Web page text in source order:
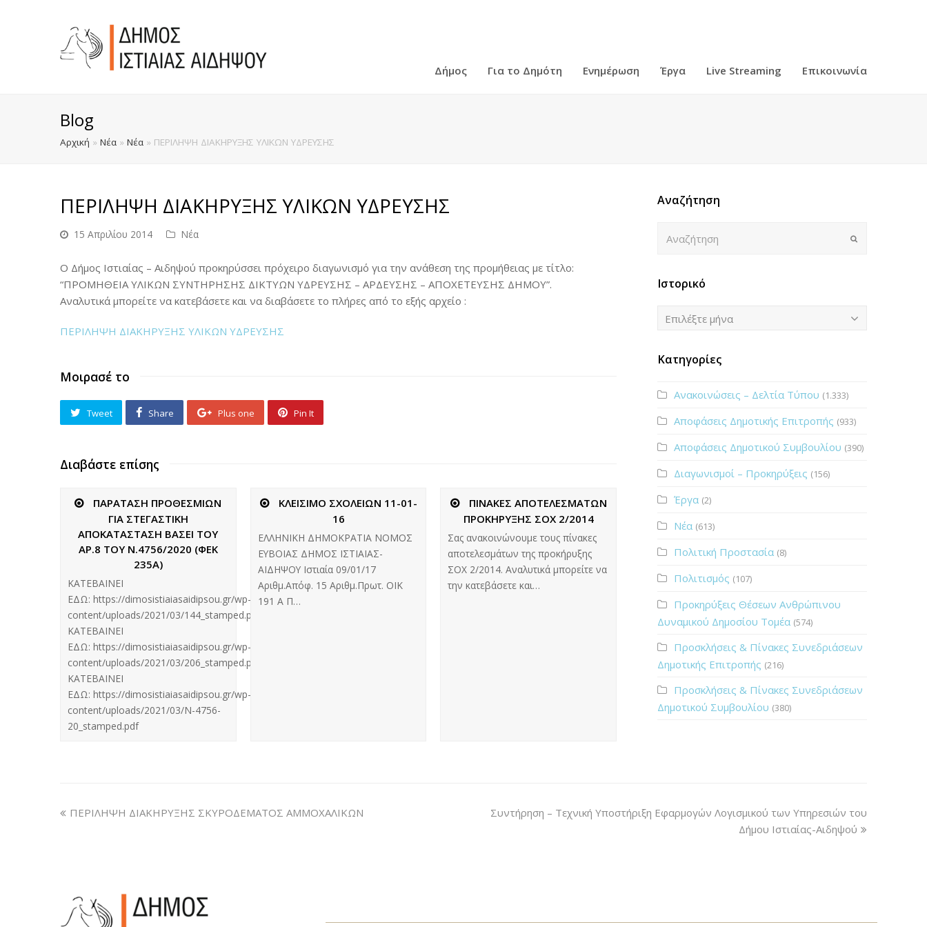
Δήμος Για το Δημότη Ενημέρωση Έργα Live Streaming Επικοινωνία
Blog
Αρχική » Νέα » Νέα » ΠΕΡΙΛΗΨΗ ΔΙΑΚΗΡΥΞΗΣ ΥΛΙΚΩΝ ΥΔΡΕΥΣΗΣ
ΠΕΡΙΛΗΨΗ ΔΙΑΚΗΡΥΞΗΣ ΥΛΙΚΩΝ ΥΔΡΕΥΣΗΣ
15 Απριλίου 2014 Νέα
Ο Δήμος Ιστιαίας – Αιδηψού προκηρύσσει πρόχειρο διαγωνισμό για την ανάθεση της προμήθειας με τίτλο:
“ΠΡΟΜΗΘΕΙΑ ΥΛΙΚΩΝ ΣΥΝΤΗΡΗΣΗΣ ΔΙΚΤΥΩΝ ΥΔΡΕΥΣΗΣ – ΑΡΔΕΥΣΗΣ – ΑΠΟΧΕΤΕΥΣΗΣ ΔΗΜΟΥ”.
Αναλυτικά μπορείτε να κατεβάσετε και να διαβάσετε το πλήρες από το εξής αρχείο :
ΠΕΡΙΛΗΨΗ ΔΙΑΚΗΡΥΞΗΣ ΥΛΙΚΩΝ ΥΔΡΕΥΣΗΣ
Μοιρασέ το
Tweet Share Plus one Pin It
Διαβάστε επίσης
ΠΑΡΑΤΑΣΗ ΠΡΟΘΕΣΜΙΩΝ
ΓΙΑ ΣΤΕΓΑΣΤΙΚΗ
ΑΠΟΚΑΤΑΣΤΑΣΗ ΒΑΣΕΙ ΤΟΥ
ΑΡ.8 ΤΟΥ Ν.4756/2020 (ΦΕΚ
235Α)
ΚΑΤΕΒΑΙΝΕΙ
ΕΔΩ: https://dimosistiaiasaidipsou.gr/wp-
content/uploads/2021/03/144_stamped.pdf
ΚΑΤΕΒΑΙΝΕΙ
ΕΔΩ: https://dimosistiaiasaidipsou.gr/wp-
content/uploads/2021/03/206_stamped.pdf
ΚΑΤΕΒΑΙΝΕΙ
ΕΔΩ: https://dimosistiaiasaidipsou.gr/wp-
content/uploads/2021/03/Ν-4756-
20_stamped.pdf
ΚΛΕΙΣΙΜΟ ΣΧΟΛΕΙΩΝ 11-01-
16
ΕΛΛΗΝΙΚΗ ΔΗΜΟΚΡΑΤΙΑ ΝΟΜΟΣ
ΕΥΒΟΙΑΣ ΔΗΜΟΣ ΙΣΤΙΑΙΑΣ-
ΑΙΔΗΨΟΥ Ιστιαία 09/01/17
Αριθμ.Απόφ. 15 Αριθμ.Πρωτ. ΟΙΚ
191 Α Π…
ΠΙΝΑΚΕΣ ΑΠΟΤΕΛΕΣΜΑΤΩΝ
ΠΡΟΚΗΡΥΞΗΣ ΣΟΧ 2/2014
Σας ανακοινώνουμε τους πίνακες
αποτελεσμάτων της προκήρυξης
ΣΟΧ 2/2014. Αναλυτικά μπορείτε να
την κατεβάσετε και…
Αναζήτηση
Ιστορικό
Ιστορικό
Επιλέξτε μήνα
Κατηγορίες
Ανακοινώσεις – Δελτία Τύπου (1.333)
Αποφάσεις Δημοτικής Επιτροπής (933)
Αποφάσεις Δημοτικού Συμβουλίου (390)
Διαγωνισμοί – Προκηρύξεις (156)
Έργα (2)
Νέα (613)
Πολιτική Προστασία (8)
Πολιτισμός (107)
Προκηρύξεις Θέσεων Ανθρώπινου
Δυναμικού Δημοσίου Τομέα (574)
Προσκλήσεις & Πίνακες Συνεδριάσεων
Δημοτικής Επιτροπής (216)
Προσκλήσεις & Πίνακες Συνεδριάσεων
Δημοτικού Συμβουλίου (380)
ΠΕΡΙΛΗΨΗ ΔΙΑΚΗΡΥΞΗΣ ΣΚΥΡΟΔΕΜΑΤΟΣ ΑΜΜΟΧΑΛΙΚΩΝ
Συντήρηση – Τεχνική Υποστήριξη Εφαρμογών Λογισμικού των Υπηρεσιών του
Δήμου Ιστιαίας-Αιδηψού